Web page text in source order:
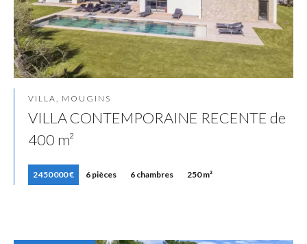
VILLA, MOUGINS
VILLA CONTEMPORAINE RECENTE de
400 m²
2 450 000 € 6 pièces 6 chambres 250 m²